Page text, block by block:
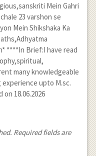
Mein Gahri
23 varshon se
Mein Shikshaka Ka
****In Brief:I have read
many knowledgeable
upto M.sc.
18.06.2026
Required fields are